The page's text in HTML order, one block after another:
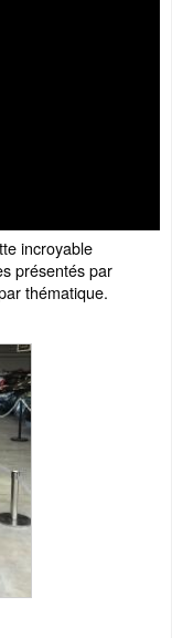
incroyable
présentés par
thématique.